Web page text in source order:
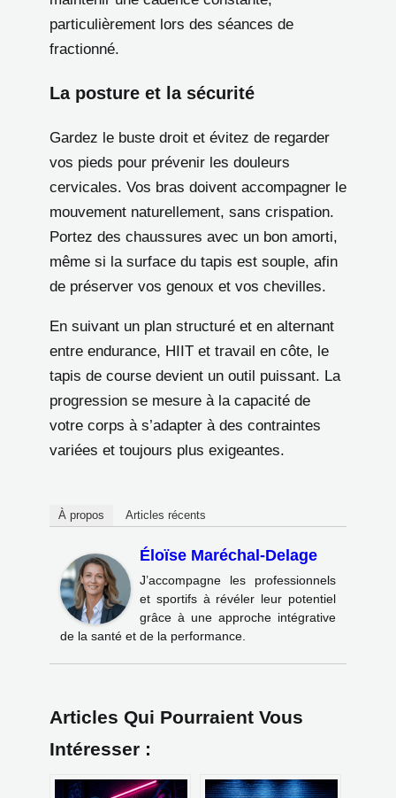
particulièrement lors des séances de
fractionné.
La posture et la sécurité
Gardez le buste droit et évitez de regarder
vos pieds pour prévenir les douleurs
cervicales. Vos bras doivent accompagner le
mouvement naturellement, sans crispation.
Portez des chaussures avec un bon amorti,
même si la surface du tapis est souple, afin
de préserver vos genoux et vos chevilles.
En suivant un plan structuré et en alternant
entre endurance, HIIT et travail en côte, le
tapis de course devient un outil puissant. La
progression se mesure à la capacité de
votre corps à s’adapter à des contraintes
variées et toujours plus exigeantes.
À propos Articles récents
Éloïse Maréchal-Delage
J’accompagne les professionnels
et sportifs à révéler leur potentiel
grâce à une approche intégrative
de la santé et de la performance.
Articles Qui Pourraient Vous
Intéresser :